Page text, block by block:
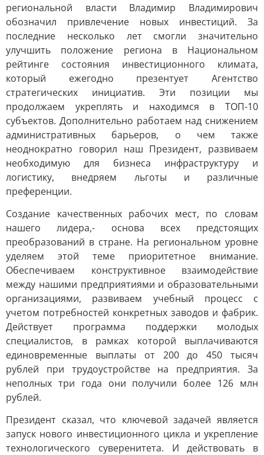
региональной власти Владимир Владимирович
обозначил привлечение новых инвестиций. За
последние несколько лет смогли значительно
улучшить положение региона в Национальном
рейтинге состояния инвестиционного климата,
который ежегодно презентует Агентство
стратегических инициатив. Эти позиции мы
продолжаем укреплять и находимся в ТОП-10
субъектов. Дополнительно работаем над снижением
административных барьеров, о чем также
неоднократно говорил наш Президент, развиваем
необходимую для бизнеса инфраструктуру и
логистику, внедряем льготы и различные
преференции.
Создание качественных рабочих мест, по словам
нашего лидера,- основа всех предстоящих
преобразований в стране. На региональном уровне
уделяем этой теме приоритетное внимание.
Обеспечиваем конструктивное взаимодействие
между нашими предприятиями и образовательными
организациями, развиваем учебный процесс с
учетом потребностей конкретных заводов и фабрик.
Действует программа поддержки молодых
специалистов, в рамках которой выплачиваются
единовременные выплаты от 200 до 450 тысяч
рублей при трудоустройстве на предприятия. За
неполных три года они получили более 126 млн
рублей.
Президент сказал, что ключевой задачей является
запуск нового инвестиционного цикла и укрепление
технологического суверенитета. И действовать в